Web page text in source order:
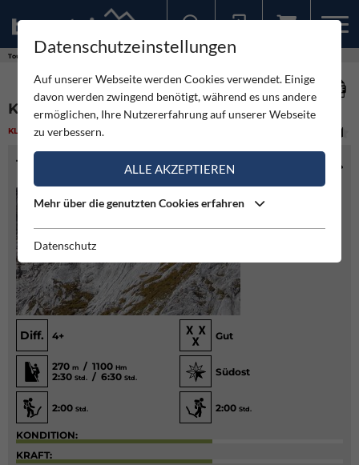
Touren
KRABBELSTUBE - HIEFLER
KLETTERN LEICHT
TOURENINFO
Diff. 4+ Gut
270 m / 1100 Hm
2:30 Std. / 6:30 Std.
Südost
2:00 Std. 2:00 Std.
KONDITION:
KRAFT:
Datenschutzeinstellungen
Auf unserer Webseite werden Cookies verwendet. Einige
davon werden zwingend benötigt, während es uns andere
ermöglichen, Ihre Nutzererfahrung auf unserer Webseite
zu verbessern.
ALLE AKZEPTIEREN
Mehr über die genutzten Cookies erfahren
Datenschutz